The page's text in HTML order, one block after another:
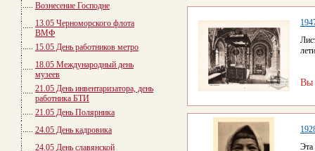
Вознесение Господне
13.05 Черноморского флота
ВМФ
15.05 День работников метро
18.05 Международный день
музеев
21.05 День инвентаризатора, день
работника БТИ
21.05 День Полярника
24.05 День кадровика
24.05 День славянской
Вы